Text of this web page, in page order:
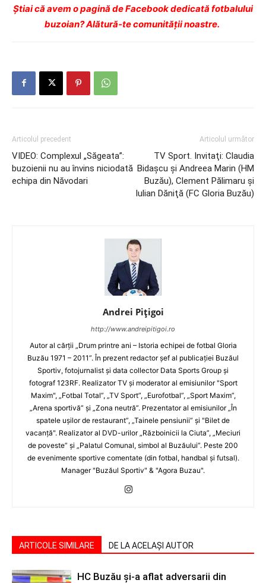
Ştiai că avem o pagină de Facebook dedicată fotbalului
buzoian? Alătură-te comunității noastre.
Articolul precedent
VIDEO: Complexul „Săgeata”:
buzoienii nu au învins niciodată
echipa din Năvodari
Articolul următor
TV Sport. Invitaţi: Claudia
Bidaşcu şi Andreea Marin (HM
Buzău), Clement Pălimaru şi
Iulian Dăniţă (FC Gloria Buzău)
Andrei Pițigoi
http://www.andreipitigoi.ro
Autor al cărţii „Drum printre ani – Istoria echipei de fotbal Gloria
Buzău 1971 – 2011”. În prezent redactor şef al publicaţiei Buzăul
Sportiv, fotojurnalist şi data collector Data Sports Group şi
fotograf 123RF. Realizator TV şi moderator al emisiunilor "Sport
Maxim", „Fotbal Total”, „TV Sport”, „Eurofotbal”, „Sport Maxim”,
„Arena sportivă” şi „Zona neutră”. Prezentator al emisiunilor „În
spatele uşilor de restaurant”, „Tainele pensiunii” şi "Bilet de
vacanţă". Realizator al DVD-urilor „Războinicii la Ciuta”, „Meciuri
de poveste” şi „Palatul Comunal, simbol al Buzăului”. Peste 200
de evenimente sportive comentate (din fotbal, handbal şi futsal).
Manager "Buzăul Sportiv" & "Agora Buzau".
ARTICOLE SIMILARE DE LA ACELAȘI AUTOR
HC Buzău și-a aflat adversarii din